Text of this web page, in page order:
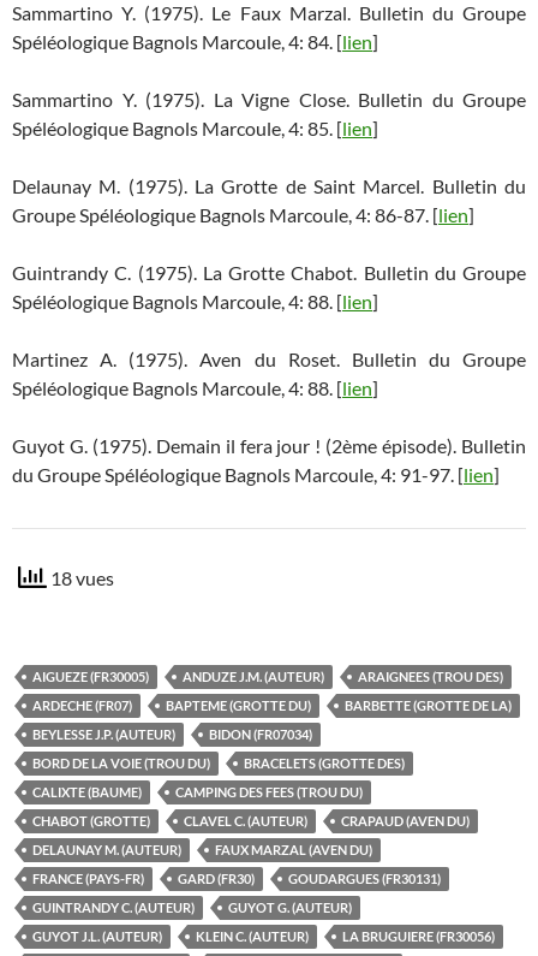
Sammartino Y. (1975). Le Faux Marzal. Bulletin du Groupe
Spéléologique Bagnols Marcoule, 4: 84. [lien]
Sammartino Y. (1975). La Vigne Close. Bulletin du Groupe
Spéléologique Bagnols Marcoule, 4: 85. [lien]
Delaunay M. (1975). La Grotte de Saint Marcel. Bulletin du
Groupe Spéléologique Bagnols Marcoule, 4: 86-87. [lien]
Guintrandy C. (1975). La Grotte Chabot. Bulletin du Groupe
Spéléologique Bagnols Marcoule, 4: 88. [lien]
Martinez A. (1975). Aven du Roset. Bulletin du Groupe
Spéléologique Bagnols Marcoule, 4: 88. [lien]
Guyot G. (1975). Demain il fera jour ! (2ème épisode). Bulletin
du Groupe Spéléologique Bagnols Marcoule, 4: 91-97. [lien]
18 vues
AIGUEZE (FR30005) ANDUZE J.M. (AUTEUR)
ARAIGNEES (TROU DES)
ARDECHE (FR07)
BAPTEME (GROTTE DU)
BARBETTE (GROTTE DE LA)
BEYLESSE J.P. (AUTEUR)
BIDON (FR07034)
BORD DE LA VOIE (TROU DU)
BRACELETS (GROTTE DES)
CALIXTE (BAUME)
CAMPING DES FEES (TROU DU)
CHABOT (GROTTE)
CLAVEL C. (AUTEUR)
CRAPAUD (AVEN DU)
DELAUNAY M. (AUTEUR)
FAUX MARZAL (AVEN DU)
FRANCE (PAYS-FR)
GARD (FR30)
GOUDARGUES (FR30131)
GUINTRANDY C. (AUTEUR)
GUYOT G. (AUTEUR)
GUYOT J.L. (AUTEUR)
KLEIN C. (AUTEUR)
LA BRUGUIERE (FR30056)